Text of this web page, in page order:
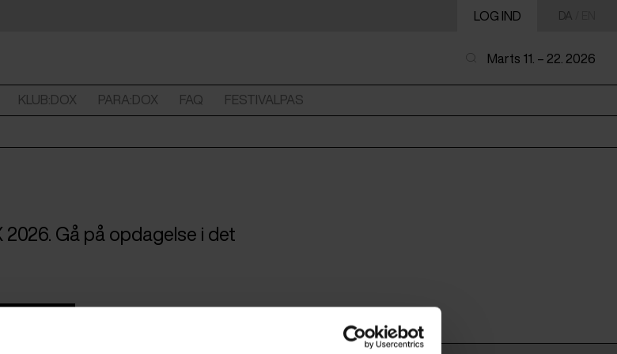
LOG IND DA
Marts 11. – 22. 2026
KLUB:DOX PARA:DOX FAQ FESTIVALPAS
2026. Gå på opdagelse i det